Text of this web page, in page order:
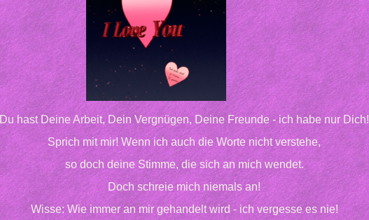
Du hast Deine Arbeit, Dein Vergnügen, Deine Freunde - ich habe nur Dich!
Sprich mit mir! Wenn ich auch die Worte nicht verstehe,
so doch deine Stimme, die sich an mich wendet.
Doch schreie mich niemals an!
Wisse: Wie immer an mir gehandelt wird - ich vergesse es nie!